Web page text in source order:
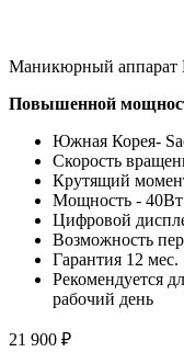
Маникюрный аппарат
Повышенной
Южная Корея-
Скорость
Крутящий
Мощность - 40Вт
Цифровой
Возможность
Гарантия 12 мес.
Рекомендуется
рабочий день
21 900 ₽